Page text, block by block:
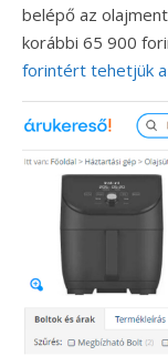
belépő az
korábbi 65 900
forintért tehetjük